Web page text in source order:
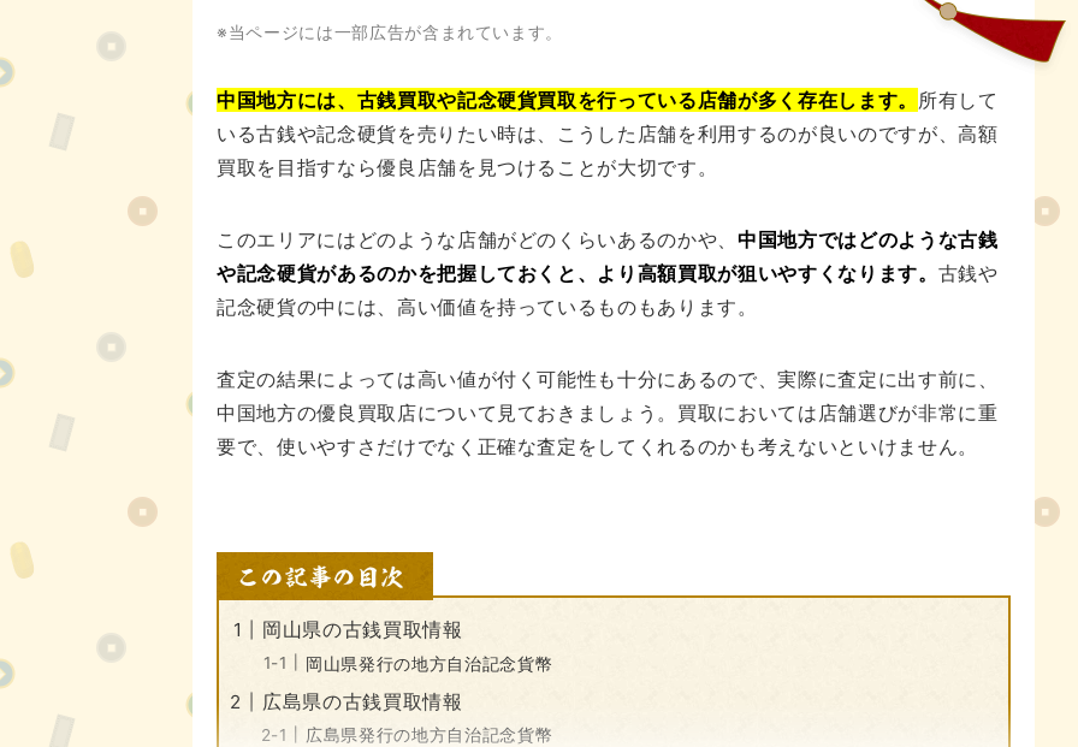
※当ページには一部広告が含まれています。
中国地方には、古銭買取や記念硬貨買取を行っている店舗が多く存在します。
所有して
いる古銭や記念硬貨を売りたい時は、こうした店舗を利用するのが良いのですが、高額
買取を目指すなら優良店舗を見つけることが大切です。
このエリアにはどのような店舗がどのくらいあるのかや、中国地方ではどのような古銭
や記念硬貨があるのかを把握しておくと、より高額買取が狙いやすくなります。 古銭や
記念硬貨の中には、高い価値を持っているものもあります。
査定の結果によっては高い値が付く可能性も十分にあるので、実際に査定に出す前に、
中国地方の優良買取店について見ておきましょう。買取においては店舗選びが非常に重
要で、使いやすさだけでなく正確な査定をしてくれるのかも考えないといけません。
岡山県の古銭買取情報
岡山県発行の地方自治記念貨幣
広島県の古銭買取情報
広島県発行の地方自治記念貨幣